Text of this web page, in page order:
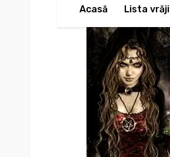
Acasă Lista